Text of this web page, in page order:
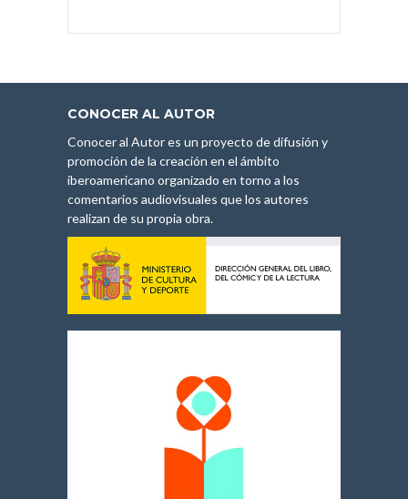
CONOCER AL AUTOR
Conocer al Autor es un proyecto de difusión y
promoción de la creación en el ámbito
iberoamericano organizado en torno a los
comentarios audiovisuales que los autores
realizan de su propia obra.